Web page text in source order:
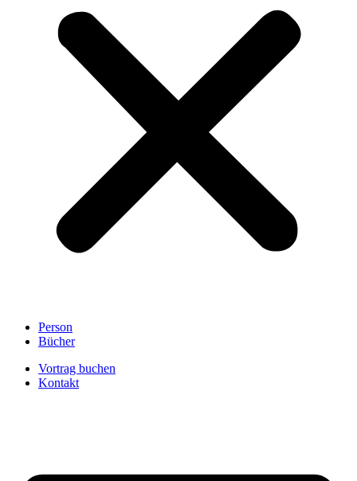
Person
Bücher
Vortrag buchen
Kontakt